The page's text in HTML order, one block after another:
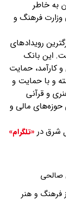
به خاطر
وزارت فرهنگ و
رویدادهای
این بانک
و کارآمد، حمایت
و با حمایت و
و قرآنی
حوزه‌های مالی و
شرق در «تلگرام»
صالحی
فرهنگ و هنر